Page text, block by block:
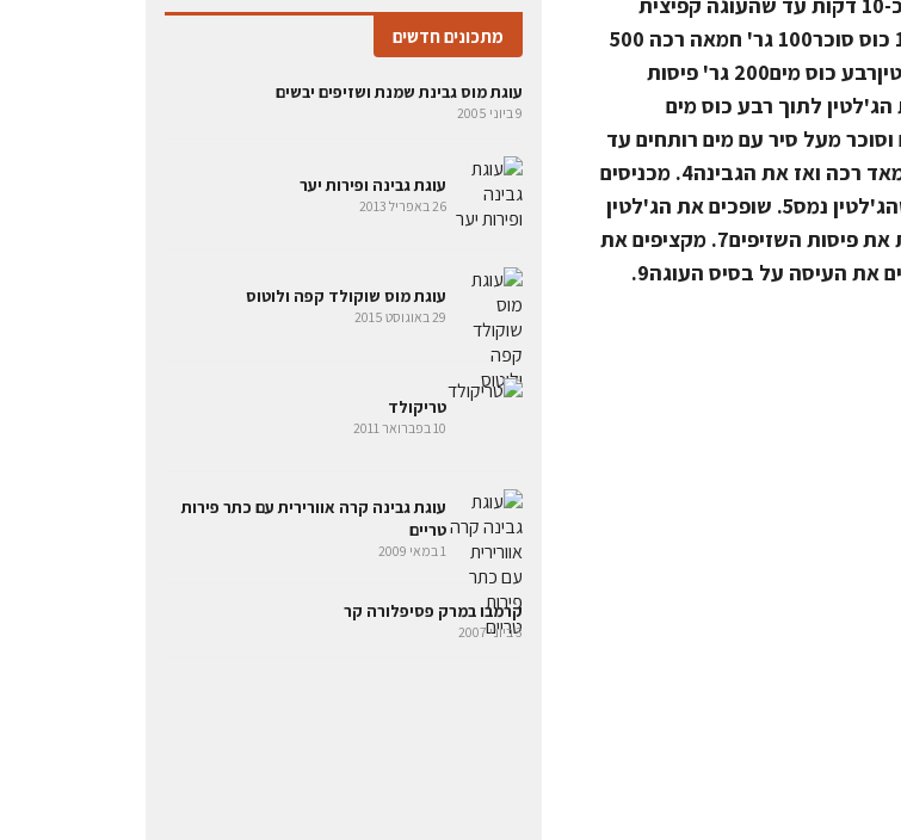
למגע6. הופכים על רשת ומצנניםלמוס השזיפים2 חלמונים 1 כוס סוכר100 גר' חמאה רכה 500
גר' גבינת שמנת250 מ"ל שמנת מתוקה 14 גר' (שקית) ג'לטיןרבע כוס מים200 גר' פיסות
הכנה1. שופכים את הג'לטין לתוך רבע כוס מים
מקציפים חלמונים וסוכר מעל סיר עם מים רותחים עד
שהעיסה קלילה ותפוחה3. מורידים מהאש ומוסיפים חמאה מאד רכה ואז את הגבינה4. מכניסים
את הכוס עם הג'לטין למיקרוגל ומחממים כ-20 שניות עד שהג'לטין נמס5. שופכים את הג'לטין
המומס לתוך העיסה ומערבבים בזריזות6. מוסיפים בעדינות את פיסות השזיפים7. מקציפים את
השמנת המתוקה ומקפלים את הקצפת לתך העיסה8. מורחים את העיסה על בסיס העוגה9.
מתכונים חדשים
עוגת מוס גבינת שמנת ושזיפים יבשים
9 ביוני 2005
עוגת גבינה ופירות יער
26 באפריל 2013
עוגת מוס שוקולד קפה ולוטוס
29 באוגוסט 2015
טריקולד
10 בפברואר 2011
עוגת גבינה קרה אוורירית עם כתר פירות
טריים
1 במאי 2009
קרמבו במרק פסיפלורה קר
3 ביוני 2007